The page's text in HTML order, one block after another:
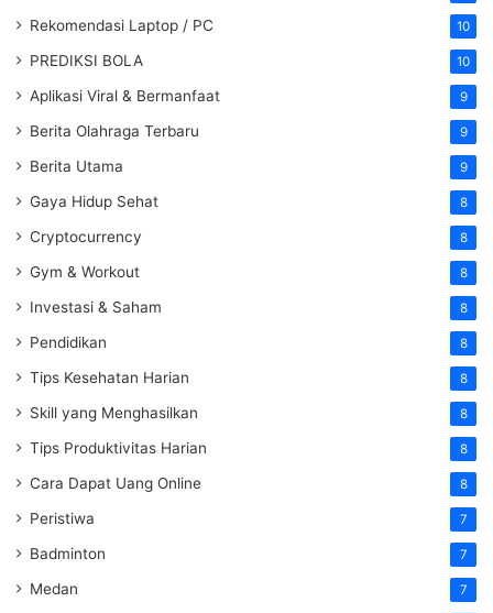
Rekomendasi Laptop / PC 10
PREDIKSI BOLA 10
Aplikasi Viral & Bermanfaat 9
Berita Olahraga Terbaru 9
Berita Utama 9
Gaya Hidup Sehat 8
Cryptocurrency 8
Gym & Workout 8
Investasi & Saham 8
Pendidikan 8
Tips Kesehatan Harian 8
Skill yang Menghasilkan 8
Tips Produktivitas Harian 8
Cara Dapat Uang Online 8
Peristiwa 7
Badminton 7
Medan 7